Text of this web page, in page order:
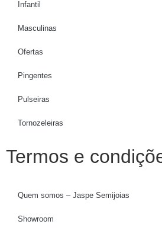
Infantil
Masculinas
Ofertas
Pingentes
Pulseiras
Tornozeleiras
Termos e
Quem somos – Jaspe Semijoias
Showroom